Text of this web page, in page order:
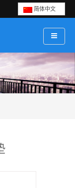
简体中文